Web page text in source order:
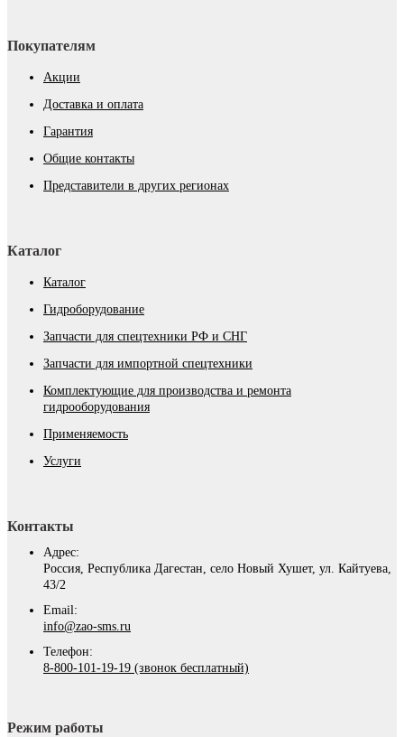
Покупателям
Акции
Доставка и оплата
Гарантия
Общие контакты
Представители в других регионах
Каталог
Каталог
Гидроборудование
Запчасти для спецтехники РФ и СНГ
Запчасти для импортной спецтехники
Комплектующие для производства и ремонта
гидрооборудования
Применяемость
Услуги
Контакты
Адрес:
Россия, Республика Дагестан, село Новый Хушет, ул. Кайтуева,
43/2
Email:
info@zao-sms.ru
Телефон:
8-800-101-19-19 (звонок бесплатный)
Режим работы